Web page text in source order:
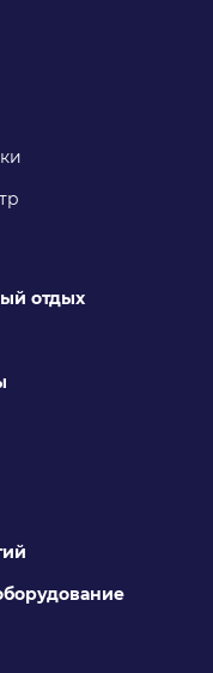
отдых